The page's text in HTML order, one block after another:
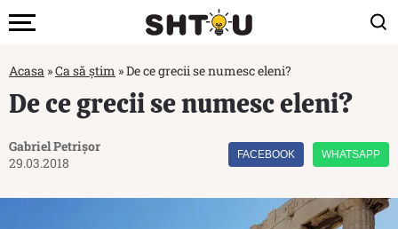
Acasa »Ca să știm »De ce grecii se numesc eleni?
De ce grecii se numesc eleni?
Gabriel Petrișor
29.03.2018
FACEBOOK WHATSAPP